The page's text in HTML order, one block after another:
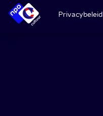
Privacybeleid